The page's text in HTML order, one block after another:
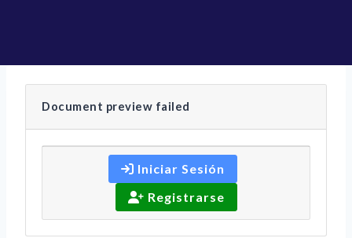
Document preview failed
Iniciar Sesión
Registrarse